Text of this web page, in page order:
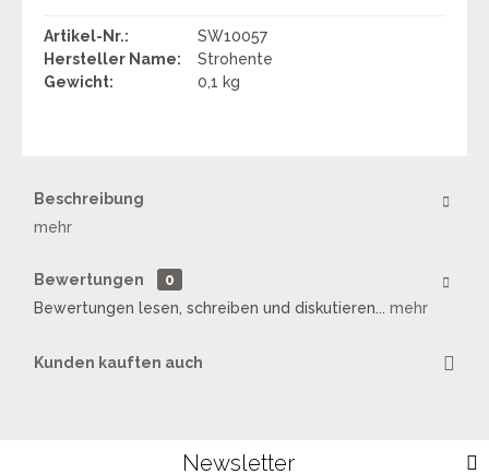
Artikel-Nr.:
SW10057
Hersteller Name:
Strohente
Gewicht:
0,1 kg
Beschreibung
mehr
Bewertungen
0
Bewertungen lesen, schreiben und diskutieren...
mehr
Kunden kauften auch
Newsletter